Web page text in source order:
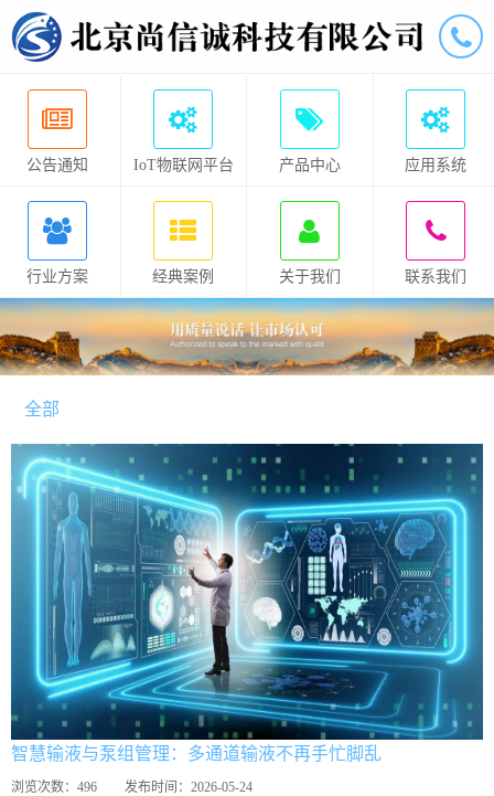
公告通知 IoT物联网平台 产品中心 应用系统
行业方案 经典案例 关于我们 联系我们
全部
智慧输液与泵组管理：多通道输液不再手忙脚乱
浏览次数： 496 发布时间： 2026-05-24